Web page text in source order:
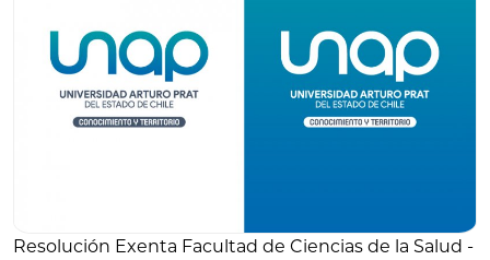
Resolución Exenta Facultad de Ciencias de la Salud -